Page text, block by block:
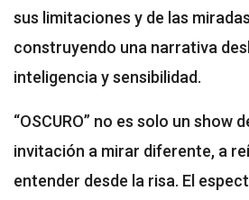
sus limitaciones y de las
construyendo una narrativa
inteligencia y sensibilidad.
“OSCURO” no es solo un show
invitación a mirar diferente, a
entender desde la risa. El